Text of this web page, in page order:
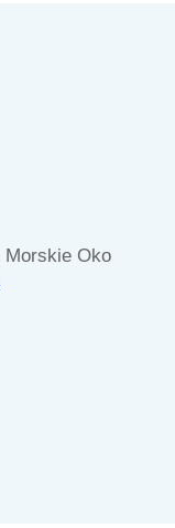
Morskie Oko